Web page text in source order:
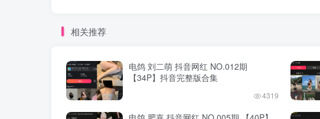
相关推荐
电鸽 刘二萌 抖音网红 NO.012期
【34P】抖音完整版合集
4319